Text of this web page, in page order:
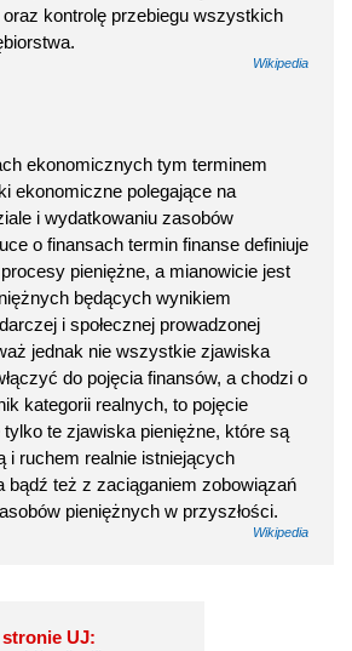
kontrolę przebiegu wszystkich
Wikipedia
ekonomicznych tym terminem
ekonomiczne polegające na
i wydatkowaniu zasobów
o finansach termin finanse definiuje
pieniężne, a mianowicie jest
będących wynikiem
i społecznej prowadzonej
jednak nie wszystkie zjawiska
do pojęcia finansów, a chodzi o
kategorii realnych, to pojęcie
te zjawiska pieniężne, które są
i ruchem realnie istniejących
bądź też z zaciąganiem zobowiązań
pieniężnych w przyszłości.
Wikipedia
UJ: